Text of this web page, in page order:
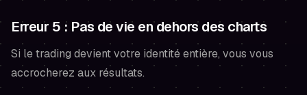
Erreur 5 : Pas de vie en dehors des charts
Si le trading devient votre identité entière, vous vous
accrocherez aux résultats.